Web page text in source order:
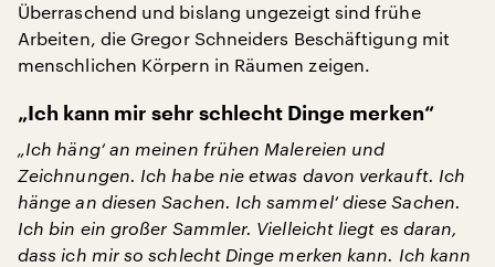
Überraschend und bislang ungezeigt sind frühe
Arbeiten, die Gregor Schneiders Beschäftigung mit
menschlichen Körpern in Räumen zeigen.
„Ich kann mir sehr schlecht Dinge merken“
„Ich häng‘ an meinen frühen Malereien und
Zeichnungen. Ich habe nie etwas davon verkauft. Ich
hänge an diesen Sachen. Ich sammel‘ diese Sachen.
Ich bin ein großer Sammler. Vielleicht liegt es daran,
dass ich mir so schlecht Dinge merken kann. Ich kann